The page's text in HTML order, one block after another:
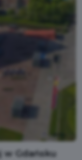
w Gdańsku